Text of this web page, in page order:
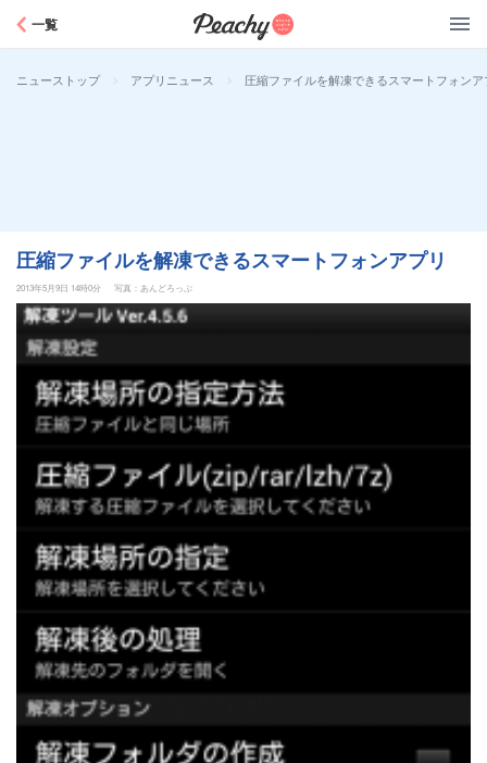
一覧
ニューストップ > アプリニュース > 圧縮ファイルを解凍できるスマートフォンア
圧縮ファイルを解凍できるスマートフォンアプリ
2013年5月9日 14時0分 写真：あんどろっぷ